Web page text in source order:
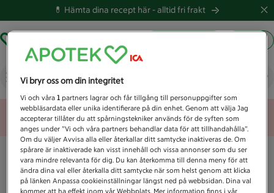
💊 Hämta dina recept här -alltid fri frakt
Vad letar du efter idag?
Unknown error
Vi bryr oss om din integritet
Vi och våra1 partners lagrar och får tillgång till personuppgifter som
webbläsardata eller unika identifierare på din enhet. Genom att välja Jag
accepterar tillåter du att spårningstekniker används för de syften som
anges under ”Vi och våra partners behandlar data för att tillhandahålla”.
Om du väljer Avvisa alla eller återkallar ditt samtycke inaktiveras de. Om
spårare är inaktiverade kan visst innehåll och vissa annonser som du ser
vara mindre relevanta för dig. Du kan återkomma till denna meny för att
ändra dina val eller återkalla ditt samtycke när som helst genom att klicka
på länken Anpassa cookieinställningar längst ned på webbsidan. Dina val
kommer att ha effekt inom vår Webbplats. Mer information finns i vår